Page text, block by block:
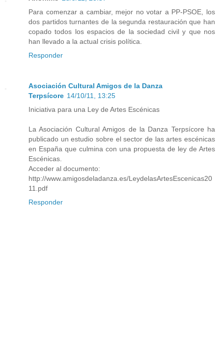
Para comenzar a cambiar, mejor no votar a PP-PSOE, los
dos partidos turnantes de la segunda restauración que han
copado todos los espacios de la sociedad civil y que nos
han llevado a la actual crisis política.
Responder
Asociación Cultural Amigos de la Danza
Terpsícore 14/10/11, 13:25
Iniciativa para una Ley de Artes Escénicas
La Asociación Cultural Amigos de la Danza Terpsícore ha
publicado un estudio sobre el sector de las artes escénicas
en España que culmina con una propuesta de ley de Artes
Escénicas.
Acceder al documento:
http://www.amigosdeladanza.es/LeydelasArtesEscenicas20
11.pdf
Responder